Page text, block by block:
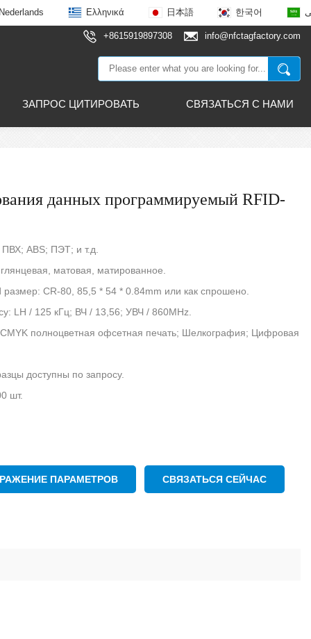
Nederlands Ελληνικά 日本語 한국어
+8615919897308 info@nfctagfactory.com
ЗАПРОС ЦИТИРОВАТЬ СВЯЗАТЬСЯ С НАМИ
данных программируемый RFID-
ABS; ПЭТ; и т.д.
матовая, матированное.
размер: CR-80, 85,5 * 54 * 0.84mm или как спрошено.
LH / 125 кГц; ВЧ / 13,56; УВЧ / 860MHz.
полноцветная офсетная печать; Шелкография; Цифровая
доступны по запросу.
шт.
ПАРАМЕТРОВ СВЯЗАТЬСЯ СЕЙЧАС